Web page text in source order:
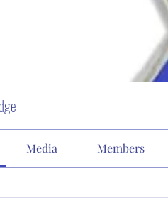
Media Members